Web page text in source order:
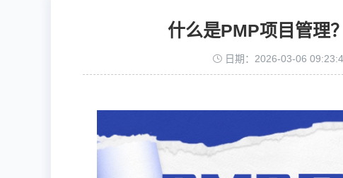
什么是PMP项目管理
日期：2026-03-06